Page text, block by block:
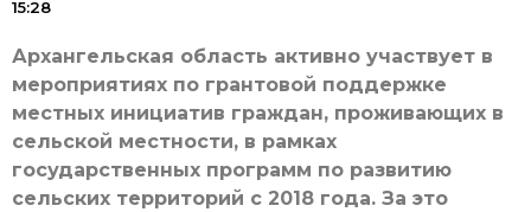
15:28
Архангельская область активно участвует в
мероприятиях по грантовой поддержке
местных инициатив граждан, проживающих в
сельской местности, в рамках
государственных программ по развитию
сельских территорий с 2018 года. За это